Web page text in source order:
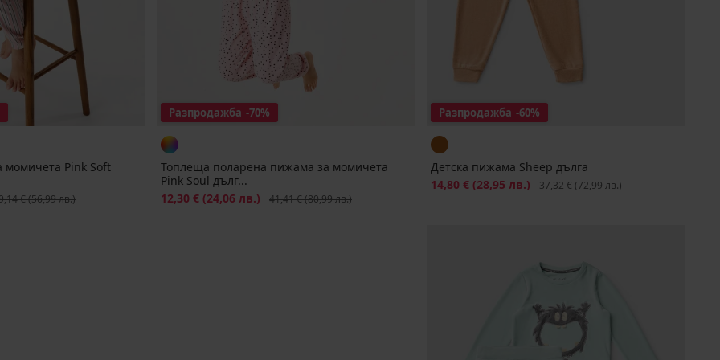
Pink Soft
цена
€(56,99 лв.)
Разпродажба -70%
Топлеща поларена пижама за момичета
Pink Soul дълг...
Намаление
12,30 € (24,06 лв.) Първоначална цена
41,41 €(80,99 лв.)
Разпродажба -60%
Детска пижама Sheep дълга
Намаление
14,80 € (28,95 лв.) Първоначална цена
37,32 €(72,99 лв.)